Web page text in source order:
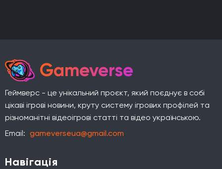
Gameverse
Геймверс - це унікальний проєкт, який поєднує в собі
цікаві ігрові новини, круту систему ігрових профілей та
різноманітні відеоігрові статті та відео українською.
Email: gameverseua@gmail.com
Навігація